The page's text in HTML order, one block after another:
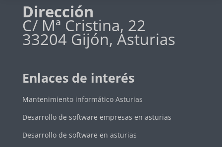
Dirección
C/ Mª Cristina, 22
33204 Gijón, Asturias
Enlaces de interés
Mantenimiento informático Asturias
Desarrollo de software empresas en asturias
Desarrollo de software en asturias